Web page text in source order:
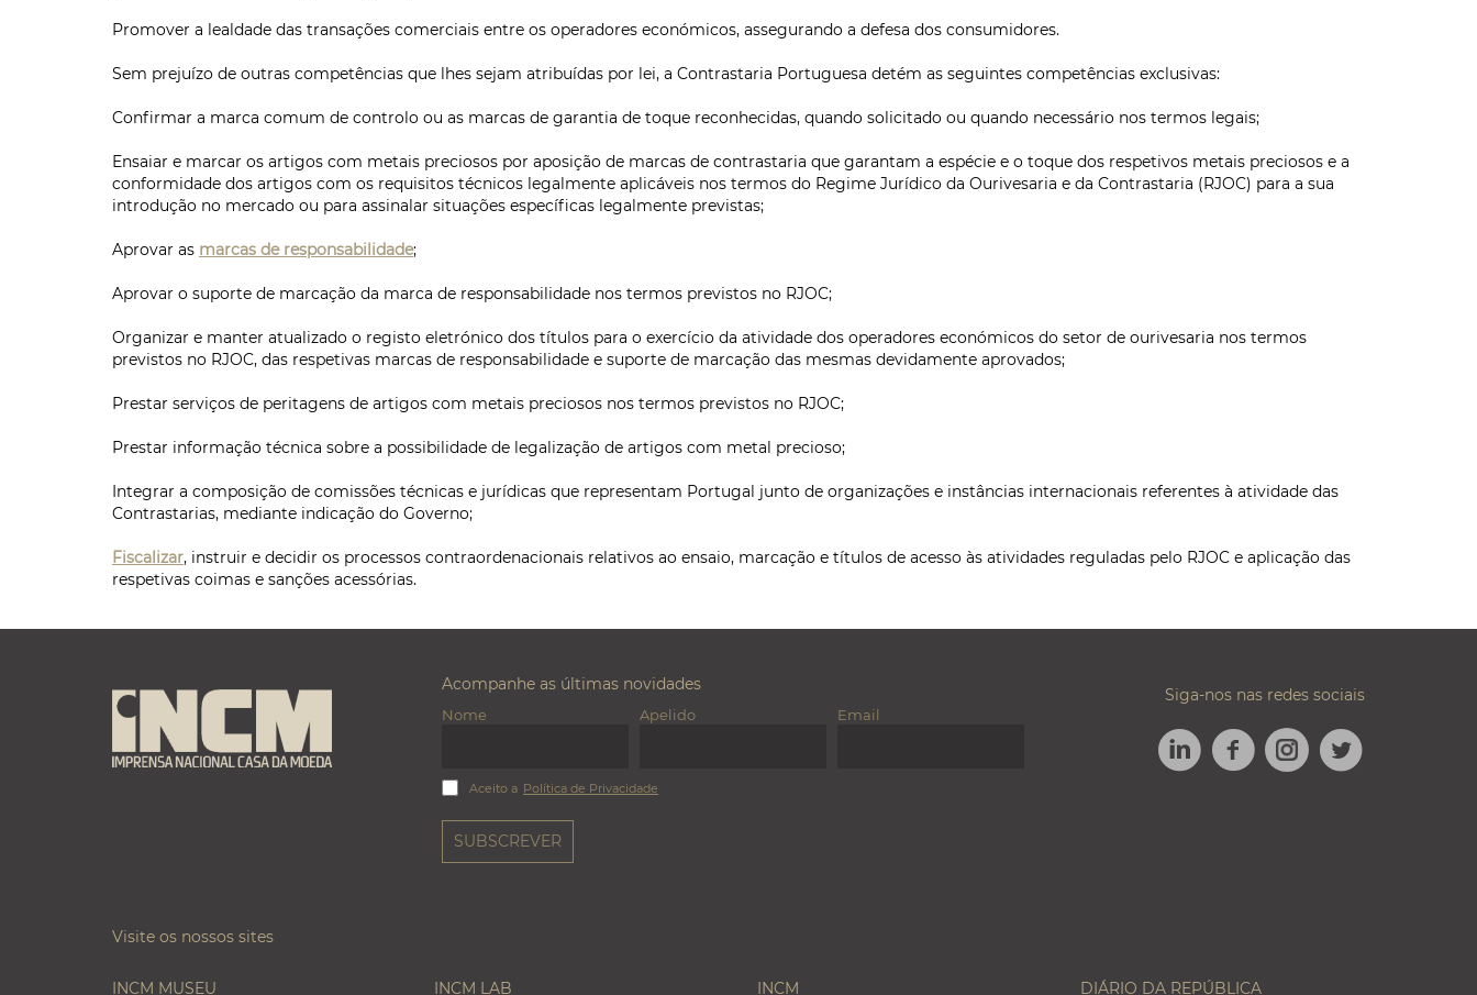
Promover a lealdade das transações comerciais entre os operadores económicos, assegurando a defesa dos consumidores.
Sem prejuízo de outras competências que lhes sejam atribuídas por lei, a Contrastaria Portuguesa detém as seguintes competências exclusivas:
Confirmar a marca comum de controlo ou as marcas de garantia de toque reconhecidas, quando solicitado ou quando necessário nos termos legais;
Ensaiar e marcar os artigos com metais preciosos por aposição de marcas de contrastaria que garantam a espécie e o toque dos respetivos metais preciosos e a
conformidade dos artigos com os requisitos técnicos legalmente aplicáveis nos termos do Regime Jurídico da Ourivesaria e da Contrastaria (RJOC) para a sua
introdução no mercado ou para assinalar situações específicas legalmente previstas;
Aprovar as marcas de responsabilidade;
Aprovar o suporte de marcação da marca de responsabilidade nos termos previstos no RJOC;
Organizar e manter atualizado o registo eletrónico dos títulos para o exercício da atividade dos operadores económicos do setor de ourivesaria nos termos
previstos no RJOC, das respetivas marcas de responsabilidade e suporte de marcação das mesmas devidamente aprovados;
Prestar serviços de peritagens de artigos com metais preciosos nos termos previstos no RJOC;
Prestar informação técnica sobre a possibilidade de legalização de artigos com metal precioso;
Integrar a composição de comissões técnicas e jurídicas que representam Portugal junto de organizações e instâncias internacionais referentes à atividade das
Contrastarias, mediante indicação do Governo;
Fiscalizar, instruir e decidir os processos contraordenacionais relativos ao ensaio, marcação e títulos de acesso às atividades reguladas pelo RJOC e aplicação das
respetivas coimas e sanções acessórias.
Acompanhe as últimas novidades
Nome Apelido Email
Aceito a Política de Privacidade
Siga-nos nas redes sociais
LINKEDINFACEBOOK
INSTAGRAM
Visite os nossos sites
INCM MUSEU INCM LAB INCM DIÁRIO DA REPÚBLICA